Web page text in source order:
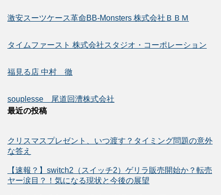
激安スーツケース革命BB-Monsters 株式会社ＢＢＭ
タイムファースト 株式会社スタジオ・コーポレーション
福見る店 中村 徹
souplesse 尾道回漕株式会社
最近の投稿
クリスマスプレゼント、いつ渡す？タイミング問題の意外
な答え
【速報？】switch2（スイッチ2）ゲリラ販売開始か？転売
ヤー涙目？！気になる現状と今後の展望